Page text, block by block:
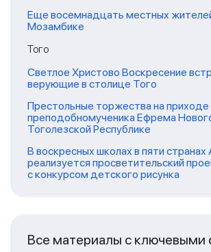
Еще восемнадцать местных
Мозамбике
Того
Светлое Христово Воскресение
верующие в столице Того
Престольные торжества на приходе
преподобномученика Ефрема
Тоголезской Республике
В воскресных школах в пяти странах
реализуется просветительский
с конкурсом детского рисунка
Все материалы с ключевыми